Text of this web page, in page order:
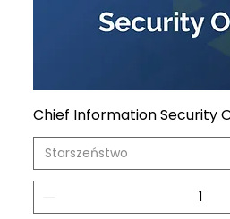
Chief Information Security